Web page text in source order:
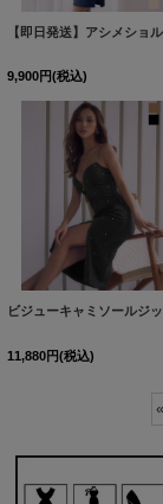
9,900円(税込)
11,880円(税込)
«